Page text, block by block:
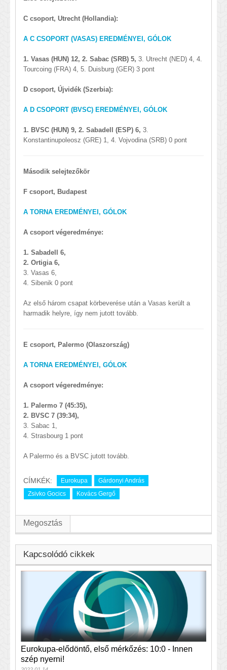
C csoport, Utrecht (Hollandia):
A C CSOPORT (VASAS) EREDMÉNYEI, GÓLOK
1. Vasas (HUN) 12, 2. Sabac (SRB) 5, 3. Utrecht (NED) 4, 4.
Tourcoing (FRA) 4, 5. Duisburg (GER) 3 pont
D csoport, Újvidék (Szerbia):
A D CSOPORT (BVSC) EREDMÉNYEI, GÓLOK
1. BVSC (HUN) 9, 2. Sabadell (ESP) 6, 3.
Konstantinupoleosz (GRE) 1, 4. Vojvodina (SRB) 0 pont
Második selejtezőkör
F csoport, Budapest
A TORNA EREDMÉNYEI, GÓLOK
A csoport végeredménye:
1. Sabadell 6,
2. Ortigia 6,
3. Vasas 6,
4. Sibenik 0 pont
Az első három csapat körbeverése után a Vasas került a
harmadik helyre, így nem jutott tovább.
E csoport, Palermo (Olaszország)
A TORNA EREDMÉNYEI, GÓLOK
A csoport végeredménye:
1. Palermo 7 (45:35),
2. BVSC 7 (39:34),
3. Sabac 1,
4. Strasbourg 1 pont
A Palermo és a BVSC jutott tovább.
CÍMKÉK: Eurokupa
Gárdonyi András
Zsivko Gocics
Kovács Gergő
Megosztás
Kapcsolódó cikkek
Eurokupa-elődöntő, első mérkőzés: 10:0 - Innen
szép nyerni!